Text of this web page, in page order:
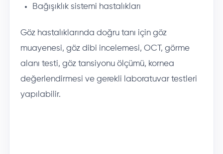
Bağışıklık sistemi hastalıkları
Göz hastalıklarında doğru tanı için göz
muayenesi, göz dibi incelemesi, OCT, görme
alanı testi, göz tansiyonu ölçümü, kornea
değerlendirmesi ve gerekli laboratuvar testleri
yapılabilir.